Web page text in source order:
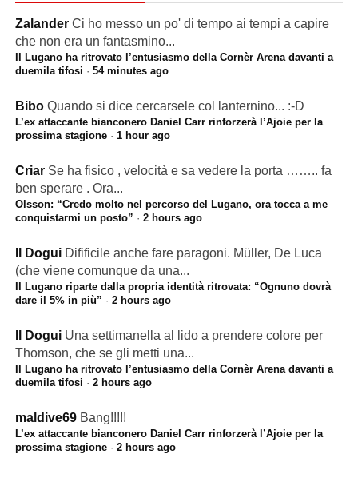
Zalander Ci ho messo un po' di tempo ai tempi a capire
che non era un fantasmino...
Il Lugano ha ritrovato l’entusiasmo della Cornèr Arena davanti a
duemila tifosi · 54 minutes ago
Bibo Quando si dice cercarsele col lanternino... :-D
L’ex attaccante bianconero Daniel Carr rinforzerà l’Ajoie per la
prossima stagione· 1 hour ago
Criar Se ha fisico , velocità e sa vedere la porta …….. fa
ben sperare . Ora...
Olsson: “Credo molto nel percorso del Lugano, ora tocca a me
conquistarmi un posto” · 2 hours ago
Il Dogui Difificile anche fare paragoni. Müller, De Luca
(che viene comunque da una...
Il Lugano riparte dalla propria identità ritrovata: “Ognuno dovrà
dare il 5% in più” · 2 hours ago
Il Dogui Una settimanella al lido a prendere colore per
Thomson, che se gli metti una...
Il Lugano ha ritrovato l’entusiasmo della Cornèr Arena davanti a
duemila tifosi · 2 hours ago
maldive69 Bang!!!!!
L’ex attaccante bianconero Daniel Carr rinforzerà l’Ajoie per la
prossima stagione· 2 hours ago